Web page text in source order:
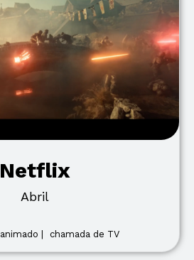
Netflix
Abril
animado | chamada de TV